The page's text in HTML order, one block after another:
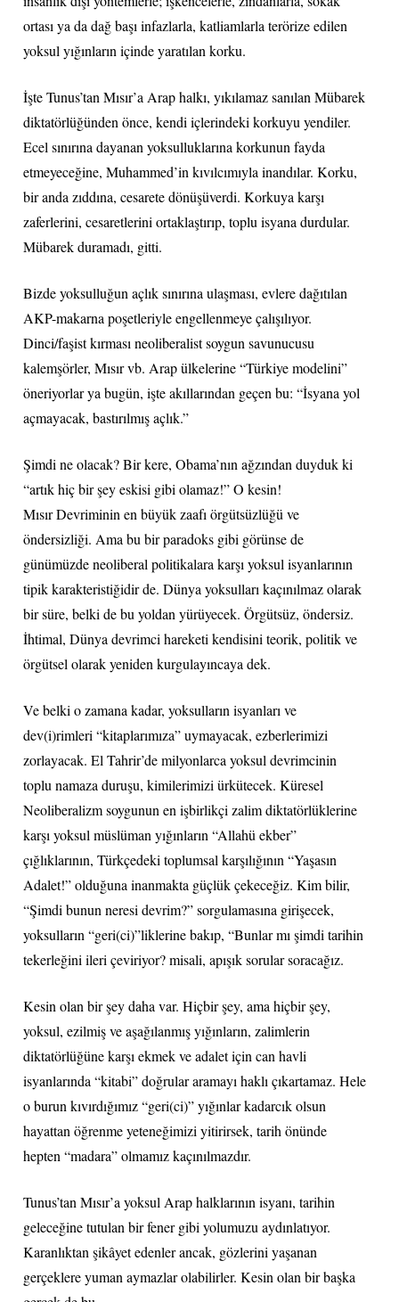
ortası ya da dağ başı infazlarla, katliamlarla terörize edilen
yoksul yığınların içinde yaratılan korku.
İşte Tunus’tan Mısır’a Arap halkı, yıkılamaz sanılan Mübarek
diktatörlüğünden önce, kendi içlerindeki korkuyu yendiler.
Ecel sınırına dayanan yoksulluklarına korkunun fayda
etmeyeceğine, Muhammed’in kıvılcımıyla inandılar. Korku,
bir anda zıddına, cesarete dönüşüverdi. Korkuya karşı
zaferlerini, cesaretlerini ortaklaştırıp, toplu isyana durdular.
Mübarek duramadı, gitti.
Bizde yoksulluğun açlık sınırına ulaşması, evlere dağıtılan
AKP-makarna poşetleriyle engellenmeye çalışılıyor.
Dinci/faşist kırması neoliberalist soygun savunucusu
kalemşörler, Mısır vb. Arap ülkelerine “Türkiye modelini”
öneriyorlar ya bugün, işte akıllarından geçen bu: “İsyana yol
açmayacak, bastırılmış açlık.”
Şimdi ne olacak? Bir kere, Obama’nın ağzından duyduk ki
“artık hiç bir şey eskisi gibi olamaz!” O kesin!
Mısır Devriminin en büyük zaafı örgütsüzlüğü ve
öndersizliği. Ama bu bir paradoks gibi görünse de
günümüzde neoliberal politikalara karşı yoksul isyanlarının
tipik karakteristiğidir de. Dünya yoksulları kaçınılmaz olarak
bir süre, belki de bu yoldan yürüyecek. Örgütsüz, öndersiz.
İhtimal, Dünya devrimci hareketi kendisini teorik, politik ve
örgütsel olarak yeniden kurgulayıncaya dek.
Ve belki o zamana kadar, yoksulların isyanları ve
dev(i)rimleri “kitaplarımıza” uymayacak, ezberlerimizi
zorlayacak. El Tahrir’de milyonlarca yoksul devrimcinin
toplu namaza duruşu, kimilerimizi ürkütecek. Küresel
Neoliberalizm soygunun en işbirlikçi zalim diktatörlüklerine
karşı yoksul müslüman yığınların “Allahü ekber”
çığlıklarının, Türkçedeki toplumsal karşılığının “Yaşasın
Adalet!” olduğuna inanmakta güçlük çekeceğiz. Kim bilir,
“Şimdi bunun neresi devrim?” sorgulamasına girişecek,
yoksulların “geri(ci)”liklerine bakıp, “Bunlar mı şimdi tarihin
tekerleğini ileri çeviriyor? misali, apışık sorular soracağız.
Kesin olan bir şey daha var. Hiçbir şey, ama hiçbir şey,
yoksul, ezilmiş ve aşağılanmış yığınların, zalimlerin
diktatörlüğüne karşı ekmek ve adalet için can havli
isyanlarında “kitabi” doğrular aramayı haklı çıkartamaz. Hele
o burun kıvırdığımız “geri(ci)” yığınlar kadarcık olsun
hayattan öğrenme yeteneğimizi yitirirsek, tarih önünde
hepten “madara” olmamız kaçınılmazdır.
Tunus’tan Mısır’a yoksul Arap halklarının isyanı, tarihin
geleceğine tutulan bir fener gibi yolumuzu aydınlatıyor.
Karanlıktan şikâyet edenler ancak, gözlerini yaşanan
gerçeklere yuman aymazlar olabilirler. Kesin olan bir başka